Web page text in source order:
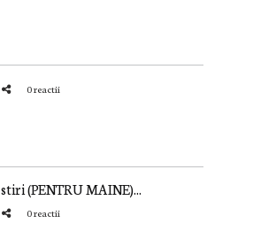
0 reactii
stiri (PENTRU MAINE)...
0 reactii